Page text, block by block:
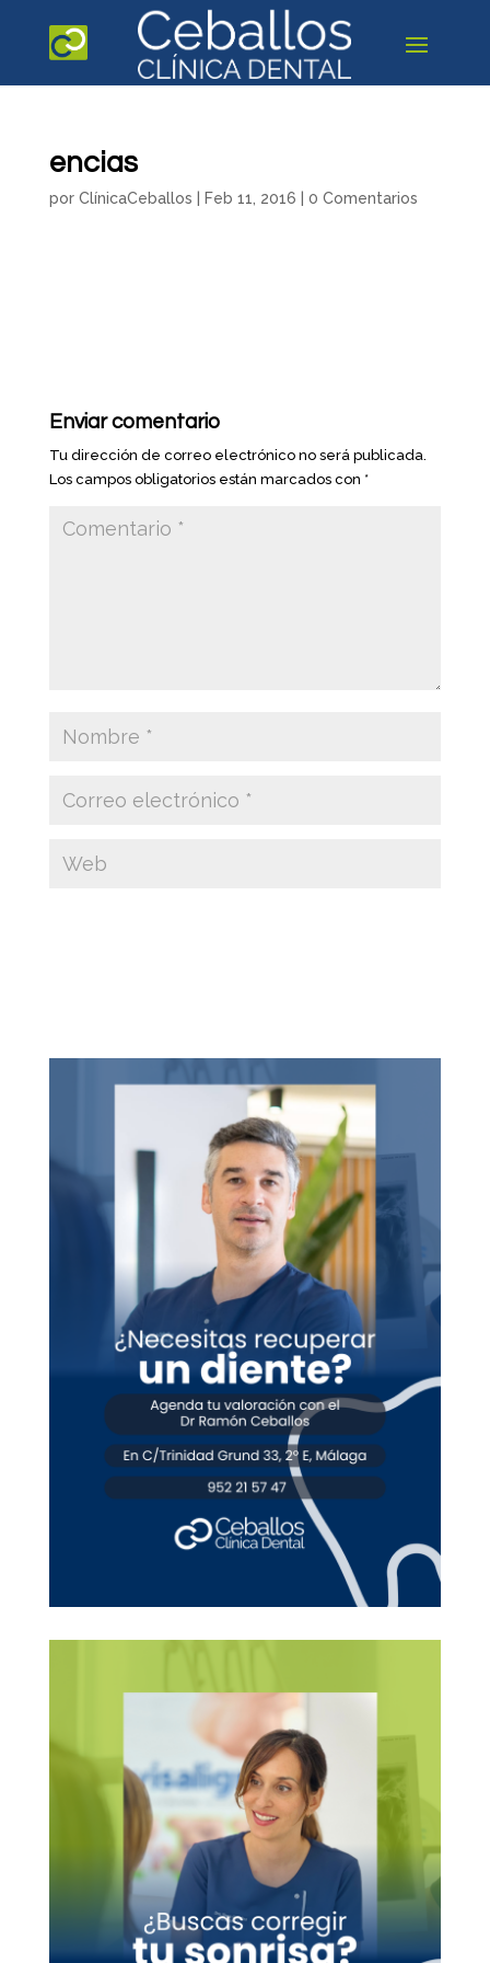
encias
por ClínicaCeballos Feb 11, 2016 0 Comentarios
Enviar comentario
Tu dirección de correo electrónico no será publicada.
Los campos obligatorios están marcados con *